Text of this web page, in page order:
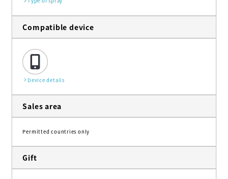
Compatible device
Device details
Sales area
Permitted countries only
Gift